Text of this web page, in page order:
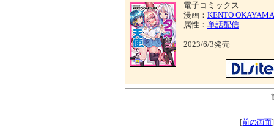
電子コミックス
漫画： KENTO OKAYAMA
属性： 単話配信
2023/6/3発売
[前の画面